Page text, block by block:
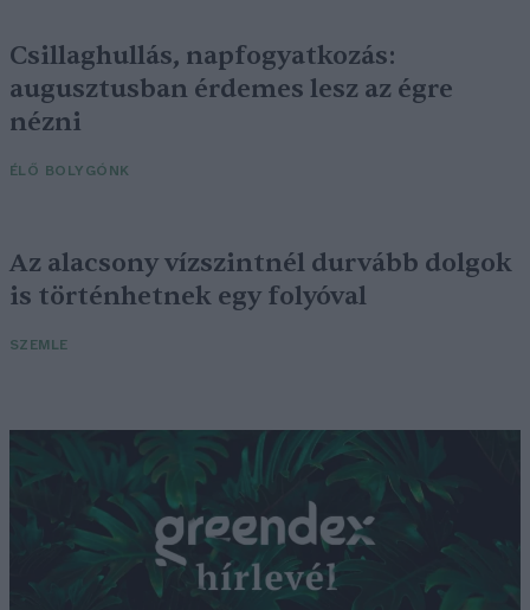
Csillaghullás, napfogyatkozás:
augusztusban érdemes lesz az égre
nézni
ÉLŐ BOLYGÓNK
Az alacsony vízszintnél durvább dolgok
is történhetnek egy folyóval
SZEMLE